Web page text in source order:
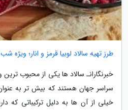
طرز تهیه سالاد لوبیا قرمز و انار؛ ویژه
خبرنگارانـ سالاد ها یکی از محبوب
سراسر جهان هستند که بیش تر به
خیلی از آن ها به دلیل ترکیباتی که